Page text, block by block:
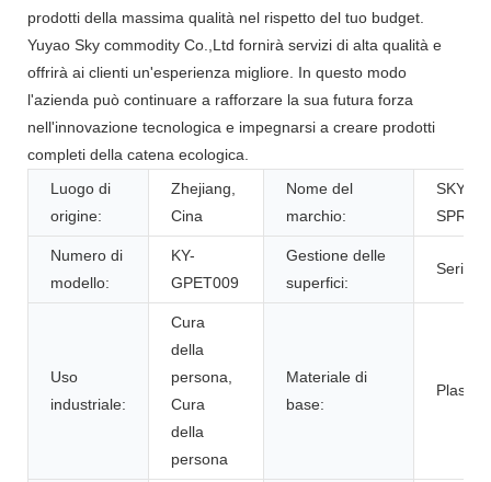
prodotti della massima qualità nel rispetto del tuo budget.
Yuyao Sky commodity Co.,Ltd fornirà servizi di alta qualità e
offrirà ai clienti un'esperienza migliore. In questo modo
l'azienda può continuare a rafforzare la sua futura forza
nell'innovazione tecnologica e impegnarsi a creare prodotti
completi della catena ecologica.
Luogo di
origine:
Zhejiang,
Cina
Nome del
marchio:
SKY
Numero di
modello:
KY-
GPET009
Gestione delle
superfici:
Uso
industriale:
Cura
della
persona,
Cura
della
persona
Materiale di
base:
Plastica